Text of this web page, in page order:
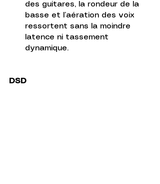
des guitares, la rondeur de la
basse et l’aération des voix
ressortent sans la moindre
latence ni tassement
dynamique.
DSD